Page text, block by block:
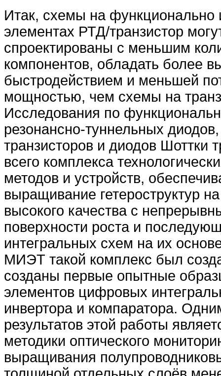
Итак, схемы на функционально
элементах РТД/транзистор
спроектированы с меньшим
компонентов, обладать более
быстродействием и меньшей
мощностью, чем схемы на
Исследования по
резонансно-туннельных
транзисторов и диодов Шоттки
всего комплекса
методов и устройств,
выращивание гетероструктур
высокого качества с
поверхности роста и
интегральных схем на их
МИЭТ такой комплекс был
созданы первые опытные
элементов цифровых
инвертора и компаратора.
результатов этой работы
методики оптического
выращивания